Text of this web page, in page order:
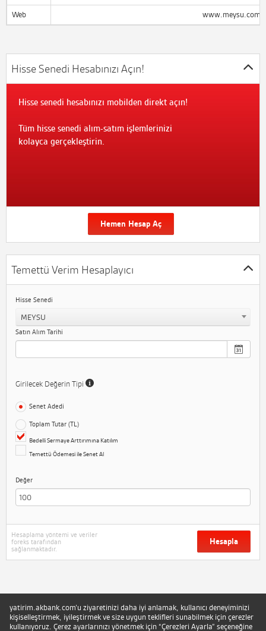
Web
Hisse Senedi Hesabınızı Açın!
Hisse senedi hesabınızı mobilden direkt açın!
Tüm hisse senedi alım-satım işlemlerinizi
kolayca gerçekleştirin.
Hemen Hesap Aç
Temettü Verim Hesaplayıcı
Hisse Senedi
MEYSU
Satın Alım Tarihi
Girilecek Değerin Tipi
Senet Adedi
Toplam Tutar (TL)
Bedelli Sermaye Arttırımına Katılım
Temettü Ödemesi ile Senet Al
Değer
Hesaplama yöntemi ve veriler
foreks tarafından
sağlanmaktadır.
Hesapla